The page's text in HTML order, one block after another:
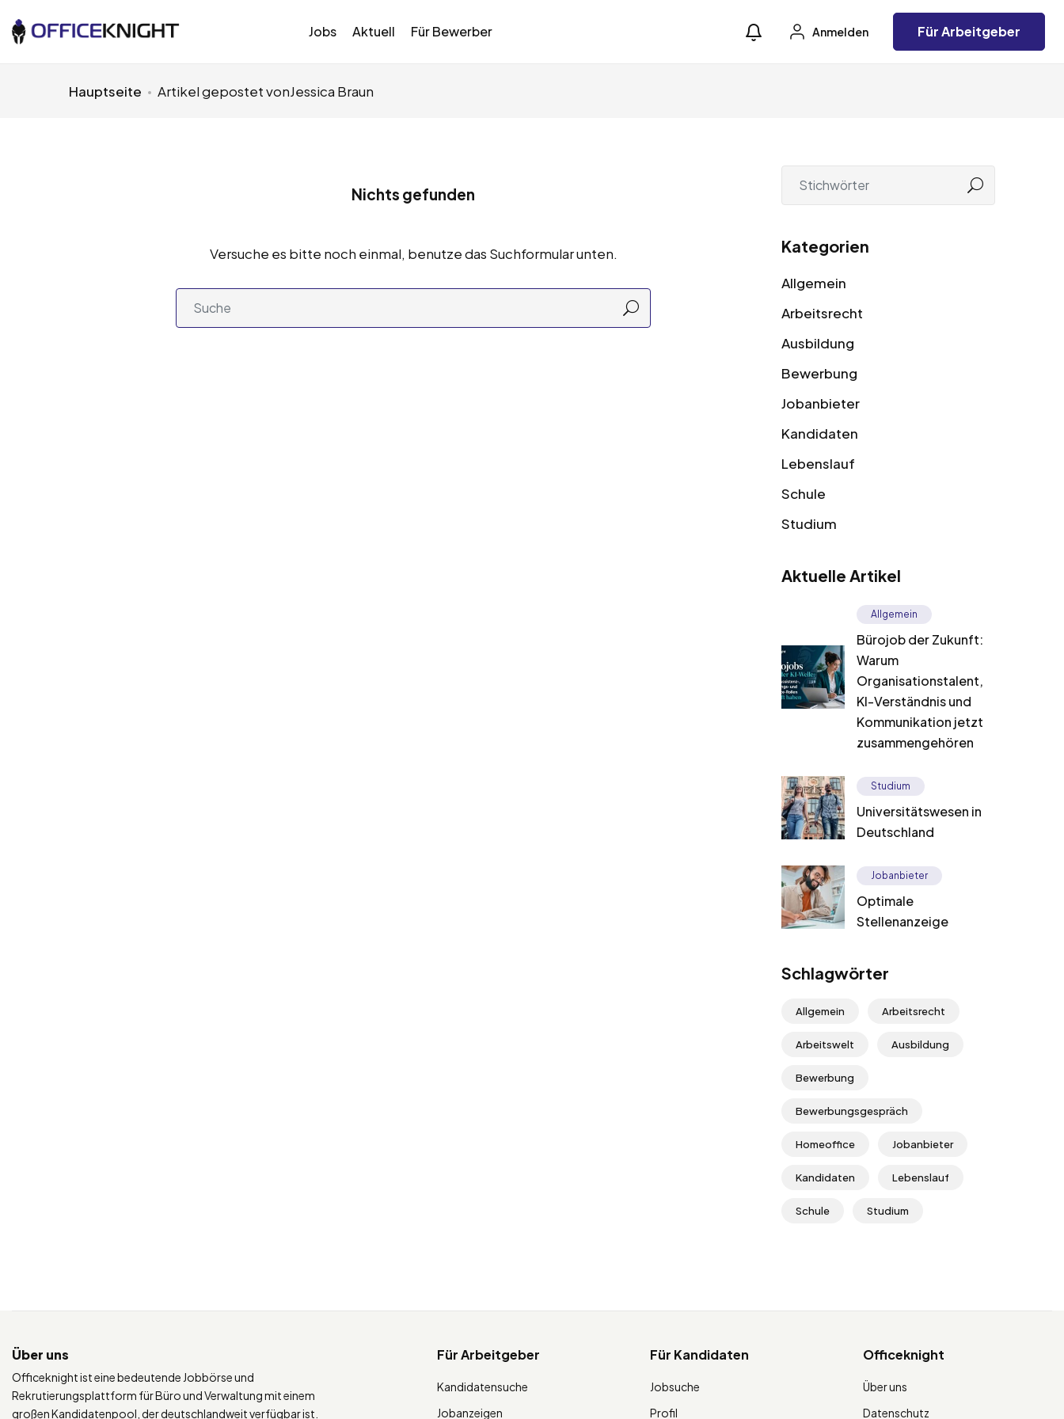
Jobs Aktuell Für Bewerber Anmelden Für Arbeitgeber
Hauptseite Artikel gepostet vonJessica Braun
Nichts gefunden
Versuche es bitte noch einmal, benutze das Suchformular unten. Kategorien
Allgemein
Arbeitsrecht
Ausbildung
Bewerbung
Jobanbieter
Kandidaten
Lebenslauf
Schule
Studium
Aktuelle Artikel
Allgemein
Bürojob der Zukunft:
Warum
Organisationstalent,
KI-Verständnis und
Kommunikation jetzt
zusammengehören
Studium
Universitätswesen in
Deutschland
Jobanbieter
Optimale
Stellenanzeige
Schlagwörter
Allgemein Arbeitsrecht
Arbeitswelt Ausbildung
Bewerbung
Bewerbungsgespräch
Homeoffice Jobanbieter
Kandidaten Lebenslauf
Schule Studium
Über uns
Officeknight ist eine bedeutende Jobbörse und
Rekrutierungsplattform für Büro und Verwaltung mit einem
großen Kandidatenpool, der deutschlandweit verfügbar ist.
Für Arbeitgeber
Kandidatensuche
Jobanzeigen
Für Kandidaten
Jobsuche
Profil
Officeknight
Über uns
Datenschutz